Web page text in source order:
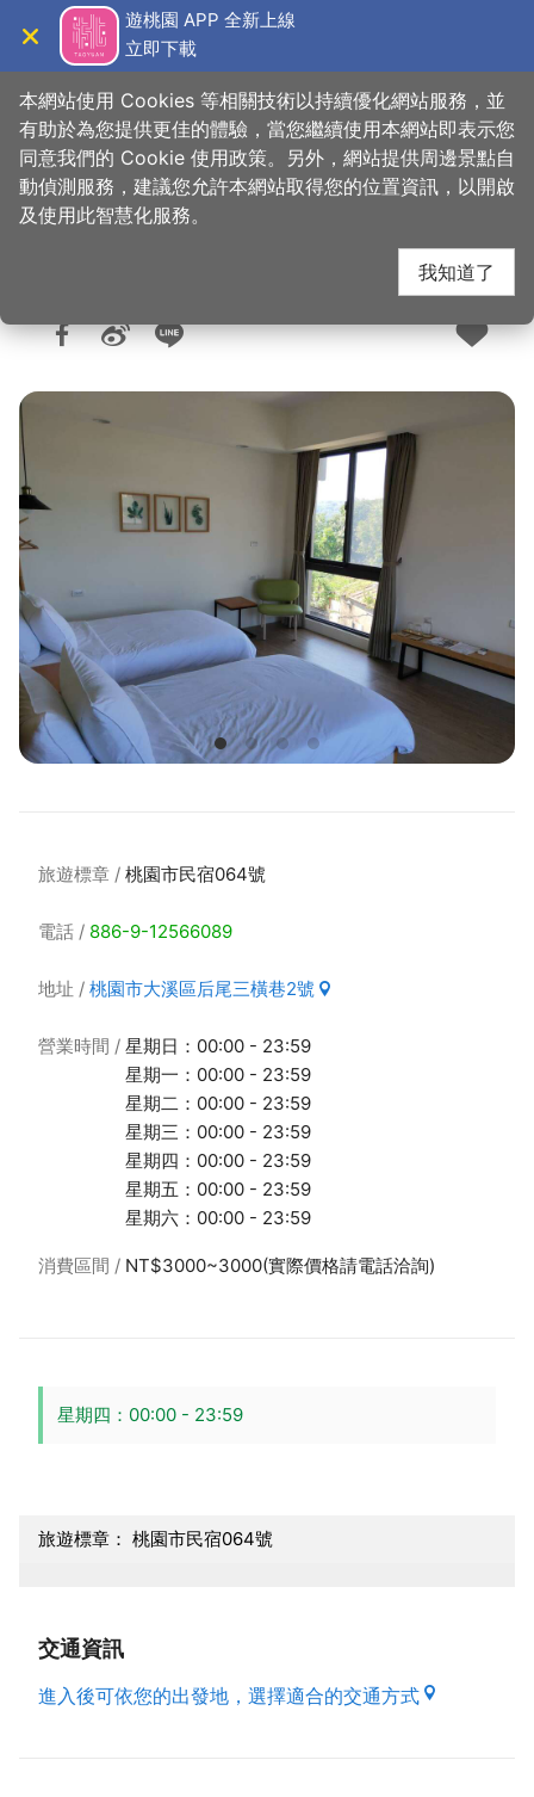
主
遊桃園 APP 全新上線
立即下載
首頁 > 想去的地方 > 住宿 > 旅館與民宿
巷裡閑
人氣：5324
旅遊標章 桃園市民宿064號
電話 886-9-12566089
地址 桃園市大溪區后尾三橫巷2號
營業時間
星期日：00:00 - 23:59
星期一：00:00 - 23:59
星期二：00:00 - 23:59
星期三：00:00 - 23:59
星期四：00:00 - 23:59
星期五：00:00 - 23:59
星期六：00:00 - 23:59
消費區間 NT$3000~3000(實際價格請電話洽詢)
星期四：00:00 - 23:59
旅遊標章： 桃園市民宿064號
交通資訊
進入後可依您的出發地，選擇適合的交通方式
本網站使用 Cookies 等相關技術以持續優化網站服務，並
有助於為您提供更佳的體驗，當您繼續使用本網站即表示您
同意我們的 Cookie 使用政策。另外，網站提供周邊景點自
動偵測服務，建議您允許本網站取得您的位置資訊，以開啟
及使用此智慧化服務。
我知道了